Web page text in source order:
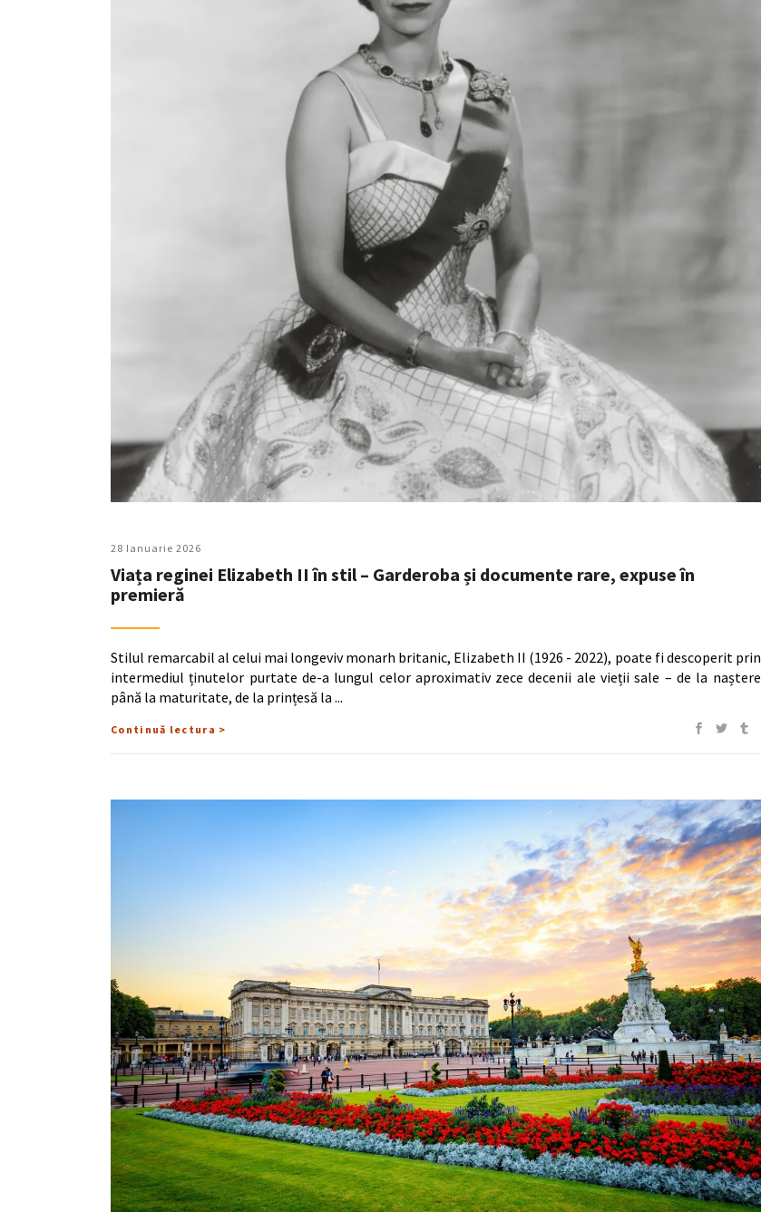
28 Ianuarie 2026
Viața reginei Elizabeth II în stil – Garderoba și documente rare, expuse în
premieră
Stilul remarcabil al celui mai longeviv monarh britanic, Elizabeth II (1926 - 2022), poate fi descoperit prin
intermediul ținutelor purtate de-a lungul celor aproximativ zece decenii ale vieții sale – de la naștere
până la maturitate, de la prințesă la
Continuă lectura >